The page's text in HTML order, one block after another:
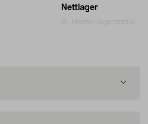
Nettlager